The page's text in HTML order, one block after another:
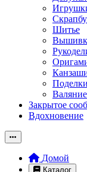
Шитье
Закрытое
Вдохновение
Домой
Каталог